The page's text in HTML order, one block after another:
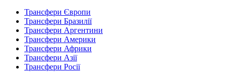
Трансфери Європи
Трансфери Бразилії
Трансфери Аргентини
Трансфери Америки
Трансфери Африки
Трансфери Азії
Трансфери Росії